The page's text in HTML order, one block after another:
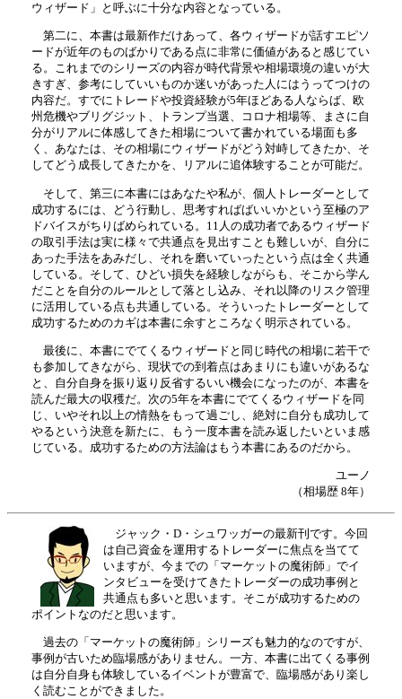
ウィザード」と呼ぶに十分な内容となっている。
第二に、本書は最新作だけあって、各ウィザードが話すエピソ
ードが近年のものばかりである点に非常に価値があると感じてい
る。これまでのシリーズの内容が時代背景や相場環境の違いが大
きすぎ、参考にしていいものか迷いがあった人にはうってつけの
内容だ。すでにトレードや投資経験が5年ほどある人ならば、欧
州危機やブリグジット、トランプ当選、コロナ相場等、まさに自
分がリアルに体感してきた相場について書かれている場面も多
く、あなたは、その相場にウィザードがどう対峙してきたか、そ
してどう成長してきたかを、リアルに追体験することが可能だ。
そして、第三に本書にはあなたや私が、個人トレーダーとして
成功するには、どう行動し、思考すればばいいかという至極のア
ドバイスがちりばめられている。11人の成功者であるウィザード
の取引手法は実に様々で共通点を見出すことも難しいが、自分に
あった手法をあみだし、それを磨いていったという点は全く共通
している。そして、ひどい損失を経験しながらも、そこから学ん
だことを自分のルールとして落とし込み、それ以降のリスク管理
に活用している点も共通している。そういったトレーダーとして
成功するためのカギは本書に余すところなく明示されている。
最後に、本書にでてくるウィザードと同じ時代の相場に若干で
も参加してきながら、現状での到着点はあまりにも違いがあるな
と、自分自身を振り返り反省するいい機会になったのが、本書を
読んだ最大の収穫だ。次の5年を本書にでてくるウィザードを同
じ、いやそれ以上の情熱をもって過ごし、絶対に自分も成功して
やるという決意を新たに、もう一度本書を読み返したいといま感
じている。成功するための方法論はもう本書にあるのだから。
ユーノ
（相場歴 8年）
ジャック・D・シュワッガーの最新刊です。今回
は自己資金を運用するトレーダーに焦点を当てて
いますが、今までの「マーケットの魔術師」でイ
ンタビューを受けてきたトレーダーの成功事例と
共通点も多いと思います。そこが成功するための
ポイントなのだと思います。
過去の「マーケットの魔術師」シリーズも魅力的なのですが、
事例が古いため臨場感がありません。一方、本書に出てくる事例
は自分自身も体験しているイベントが豊富で、臨場感があり楽し
く読むことができました。